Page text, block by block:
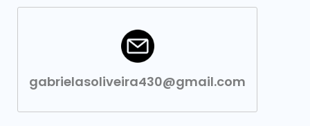
gabrielasoliveira430@gmail.com